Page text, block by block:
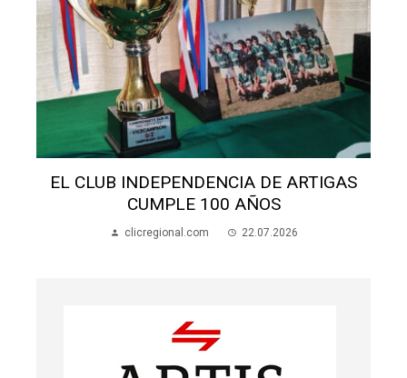
EL CLUB INDEPENDENCIA DE ARTIGAS
CUMPLE 100 AÑOS
clicregional.com 22.07.2026